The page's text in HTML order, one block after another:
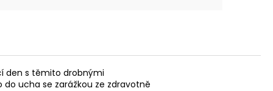
den s těmito drobnými
ucha se zarážkou ze zdravotně